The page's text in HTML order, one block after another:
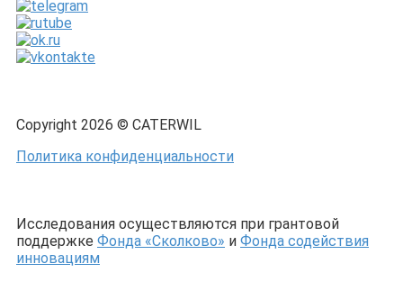
Copyright 2026 © CATERWIL
Политика конфиденциальности
Исследования осуществляются при грантовой
поддержке Фонда «Сколково» и Фонда содействия
инновациям